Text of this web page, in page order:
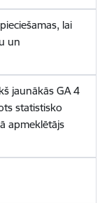
lai
un
jaunākās GA 4
statistisko
apmeklētājs